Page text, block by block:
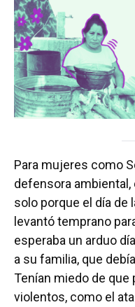
Para mujeres como
defensora
solo porque el día de
levantó temprano
esperaba un arduo
a su familia, que
Tenían miedo de
violentos, como el